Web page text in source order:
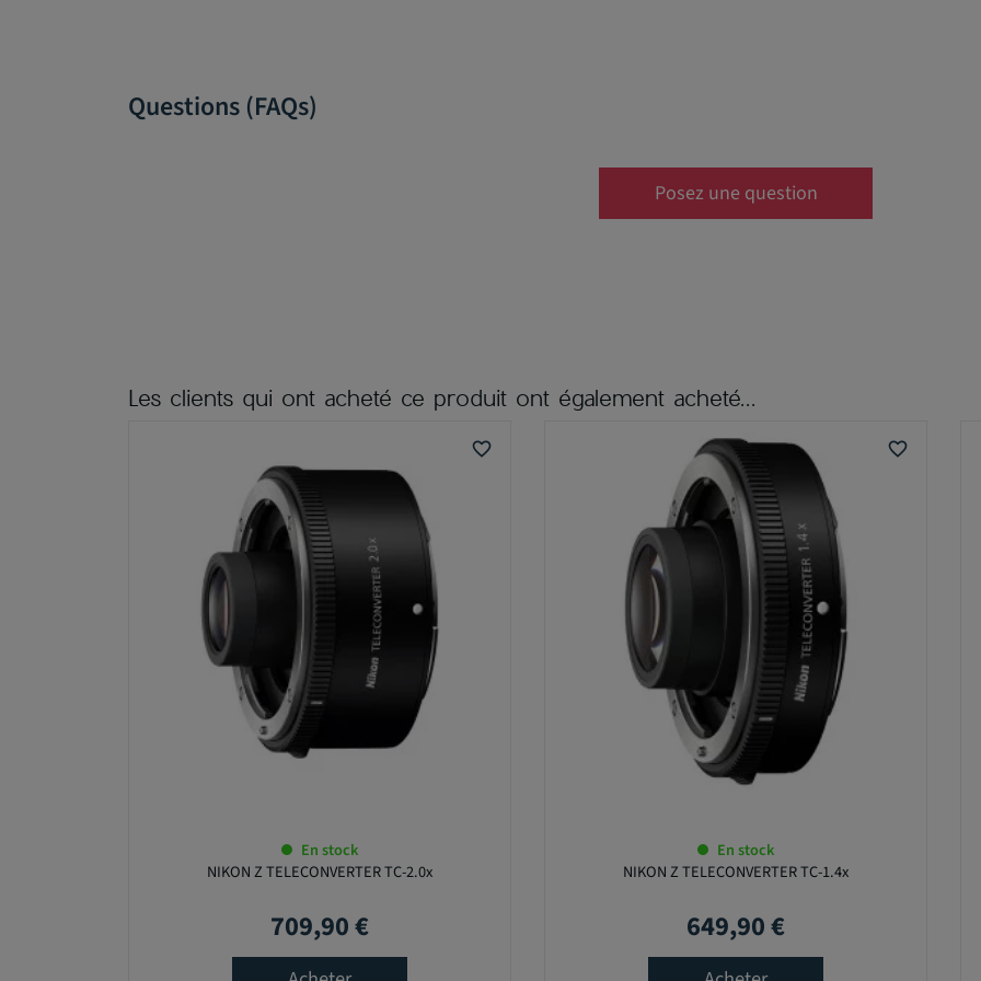
Questions (FAQs)
Posez une question
Les clients qui ont acheté ce produit ont également acheté...
favorite_border
En stock
NIKON Z TELECONVERTER TC-2.0x
Prix
709,90 €
favorite_border
En stock
NIKON Z TELECONVERTER TC-1.4x
Prix
649,90 €